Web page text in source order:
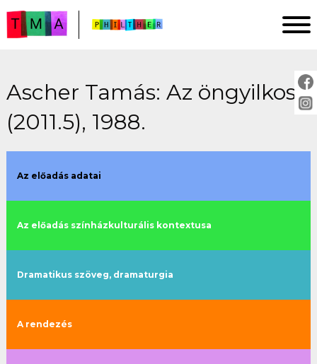
FŐOLDAL
ELEMZÉSEK
Ascher Tamás: Az öngyilkos
(2011.5), 1988.
Az előadás adatai
Az előadás színházkulturális kontextusa
Dramatikus szöveg, dramaturgia
A rendezés